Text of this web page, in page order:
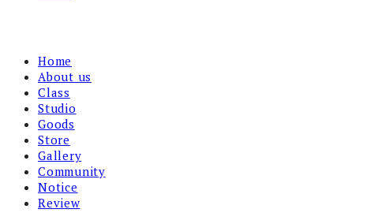
Home
About us
Class
Studio
Goods
Store
Gallery
Community
Notice
Review